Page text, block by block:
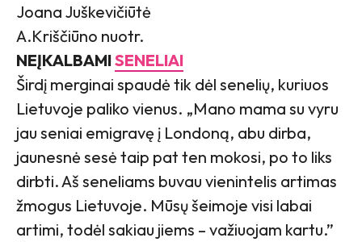
Joana Juškevičiūtė
A.Kriščiūno nuotr.
NEĮKALBAMISENELIAI
Širdį merginai spaudė tik dėl senelių, kuriuos
Lietuvoje paliko vienus. „Mano mama su vyru
jau seniai emigravę į Londoną, abu dirba,
jaunesnė sesė taip pat ten mokosi, po to liks
dirbti. Aš seneliams buvau vienintelis artimas
žmogus Lietuvoje. Mūsų šeimoje visi labai
artimi, todėl sakiau jiems – važiuojam kartu.”